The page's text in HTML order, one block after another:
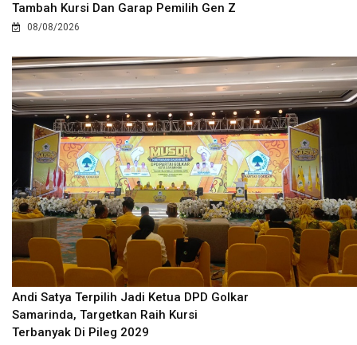
Tambah Kursi Dan Garap Pemilih Gen Z
08/08/2026
Andi Satya Terpilih Jadi Ketua DPD Golkar
Samarinda, Targetkan Raih Kursi
Terbanyak Di Pileg 2029